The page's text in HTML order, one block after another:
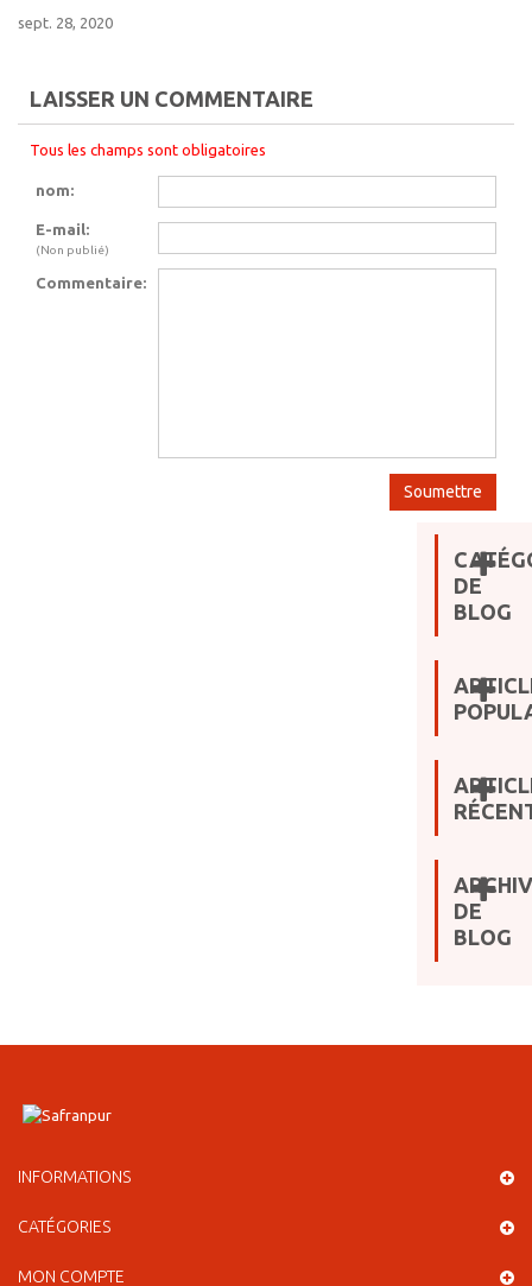
sept. 28, 2020
LAISSER UN COMMENTAIRE
Tous les champs sont obligatoires
nom:
E-mail:
(Non publié)
Commentaire:
DE
BLOG
DE
BLOG
INFORMATIONS
CATÉGORIES
MON COMPTE